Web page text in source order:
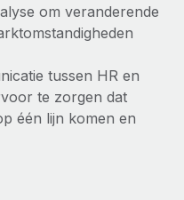
om veranderende
tussen HR en
te zorgen dat
één lijn komen en